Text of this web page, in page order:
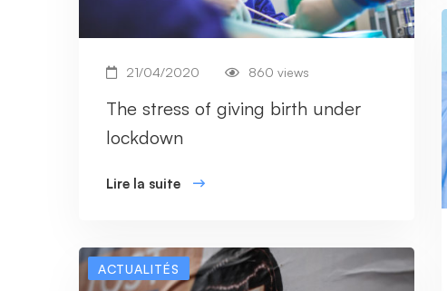
21/04/2020 860 views
The stress of giving birth under
lockdown
Lire la suite
ACTUALITÉS